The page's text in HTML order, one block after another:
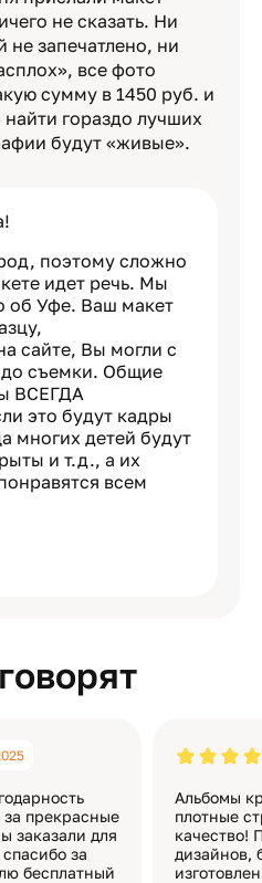
не сказать. Ни
запечатлено, ни
все фото
сумму в 1450 руб. и
гораздо лучших
будут «живые».
поэтому сложно
идет речь. Мы
об Уфе. Ваш макет
сайте, Вы могли с
съемки. Общие
ВСЕГДА
это будут кадры
многих детей будут
и т.д., а их
всем
прекрасные
заказали для
за
бесплатный
Альбомы
плотные
качество!
дизайнов,